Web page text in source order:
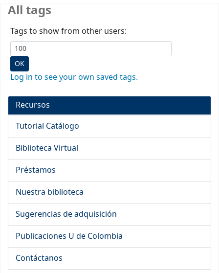
Recursos
Tutorial Catálogo
Biblioteca Virtual
Préstamos
Nuestra biblioteca
Sugerencias de adquisición
Publicaciones U de Colombia
Contáctanos
All tags
Tags to show from other users:
Log in to see your own saved tags.